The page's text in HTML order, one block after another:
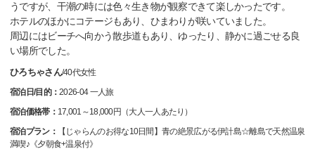
うですが、干潮の時には色々生き物が観察できて楽しかったです。
ホテルのほかにコテージもあり、ひまわりが咲いていました。
周辺にはビーチへ向かう散歩道もあり、ゆったり、静かに過ごせる良
い場所でした。
ひろちゃさん/40代女性
宿泊日/目的：2026-04 一人旅
宿泊価格帯： 17,001～18,000円（大人一人あたり）
宿泊プラン：
【じゃらんのお得な10日間】青の絶景広がる伊計島☆離島で天然温泉
満喫♪《夕朝食+温泉付》